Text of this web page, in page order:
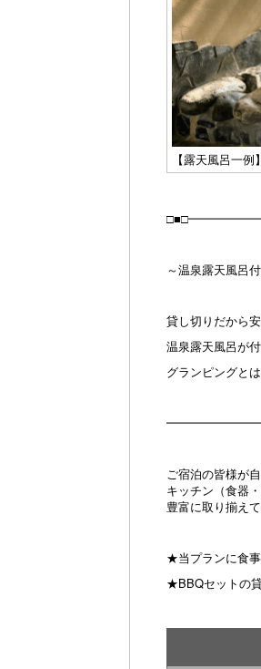
【露天風呂一
～温泉露天風呂
貸し切りだから
温泉露天風呂が
グランピングと
ご宿泊の皆様が
キッチン（食器
豊富に取り揃えて
★当プランに食
★BBQセットの